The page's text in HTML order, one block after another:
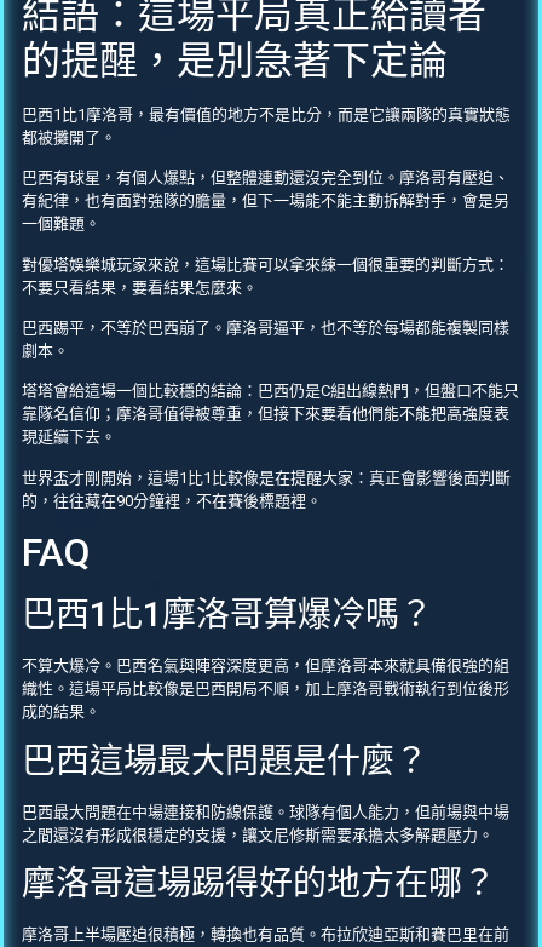
結語：這場平局真正給讀者
的提醒，是別急著下定論
巴西1比1摩洛哥，最有價值的地方不是比分，而是它讓兩隊的真實狀態
都被攤開了。
巴西有球星，有個人爆點，但整體連動還沒完全到位。摩洛哥有壓迫、
有紀律，也有面對強隊的膽量，但下一場能不能主動拆解對手，會是另
一個難題。
對優塔娛樂城玩家來說，這場比賽可以拿來練一個很重要的判斷方式：
不要只看結果，要看結果怎麼來。
巴西踢平，不等於巴西崩了。摩洛哥逼平，也不等於每場都能複製同樣
劇本。
塔塔會給這場一個比較穩的結論：巴西仍是C組出線熱門，但盤口不能只
靠隊名信仰；摩洛哥值得被尊重，但接下來要看他們能不能把高強度表
現延續下去。
世界盃才剛開始，這場1比1比較像是在提醒大家：真正會影響後面判斷
的，往往藏在90分鐘裡，不在賽後標題裡。
FAQ
巴西1比1摩洛哥算爆冷嗎？
不算大爆冷。巴西名氣與陣容深度更高，但摩洛哥本來就具備很強的組
織性。這場平局比較像是巴西開局不順，加上摩洛哥戰術執行到位後形
成的結果。
巴西這場最大問題是什麼？
巴西最大問題在中場連接和防線保護。球隊有個人能力，但前場與中場
之間還沒有形成很穩定的支援，讓文尼修斯需要承擔太多解題壓力。
摩洛哥這場踢得好的地方在哪？
摩洛哥上半場壓迫很積極，轉換也有品質。布拉欣迪亞斯和賽巴里在前